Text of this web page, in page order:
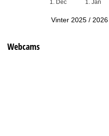
1. Dec 1. Jan
Vinter 2025 / 2026
Webcams